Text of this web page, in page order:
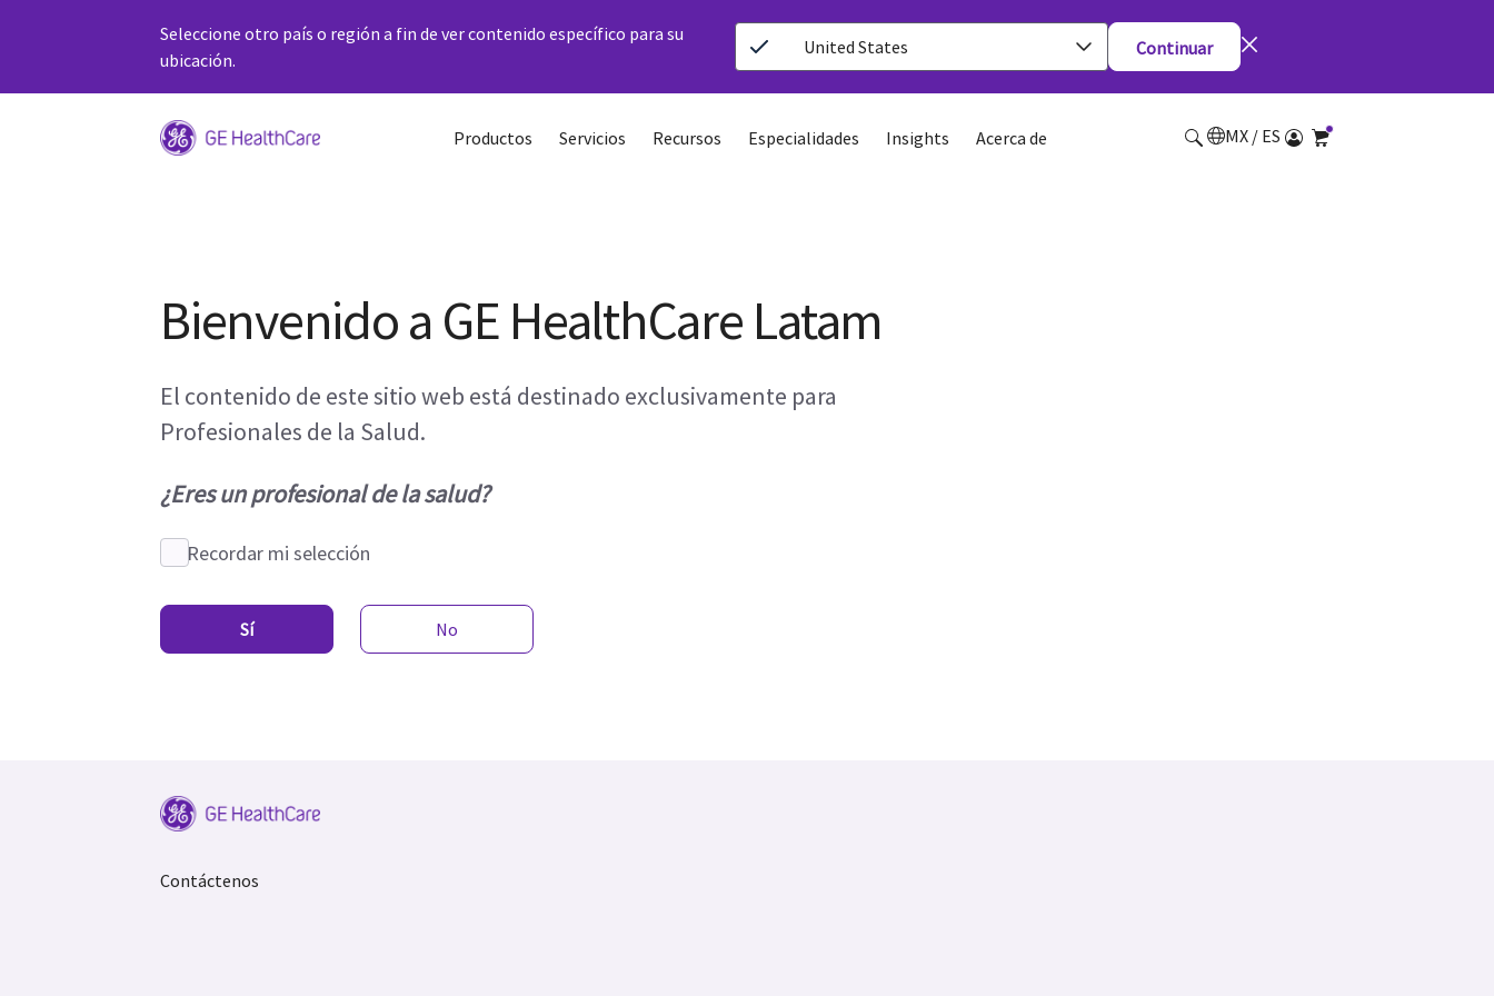
Seleccione otro país o región a fin de ver contenido específico para su
ubicación.
United States Continuar
Productos Servicios Recursos Especialidades Insights Acerca de MX / ES
Bienvenido a GE HealthCare Latam
El contenido de este sitio web está destinado exclusivamente para
Profesionales de la Salud.
¿Eres un profesional de la salud?
Recordar mi selección
Sí No
Contáctenos